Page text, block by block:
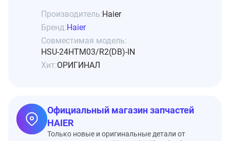
Производитель:Haier
Бренд:Haier
Совместимая модель:
HSU-24HTM03/R2(DB)-IN
Хит:ОРИГИНАЛ
Официальный магазин запчастей
HAIER
Только новые и оригинальные детали от